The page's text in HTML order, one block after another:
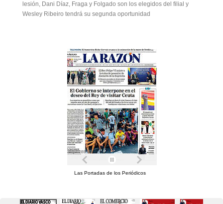
lesión, Dani Díaz, Fraga y Folgado son los elegidos del filial y
Wesley Ribeiro tendrá su segunda oportunidad
Las Portadas de los Periódicos